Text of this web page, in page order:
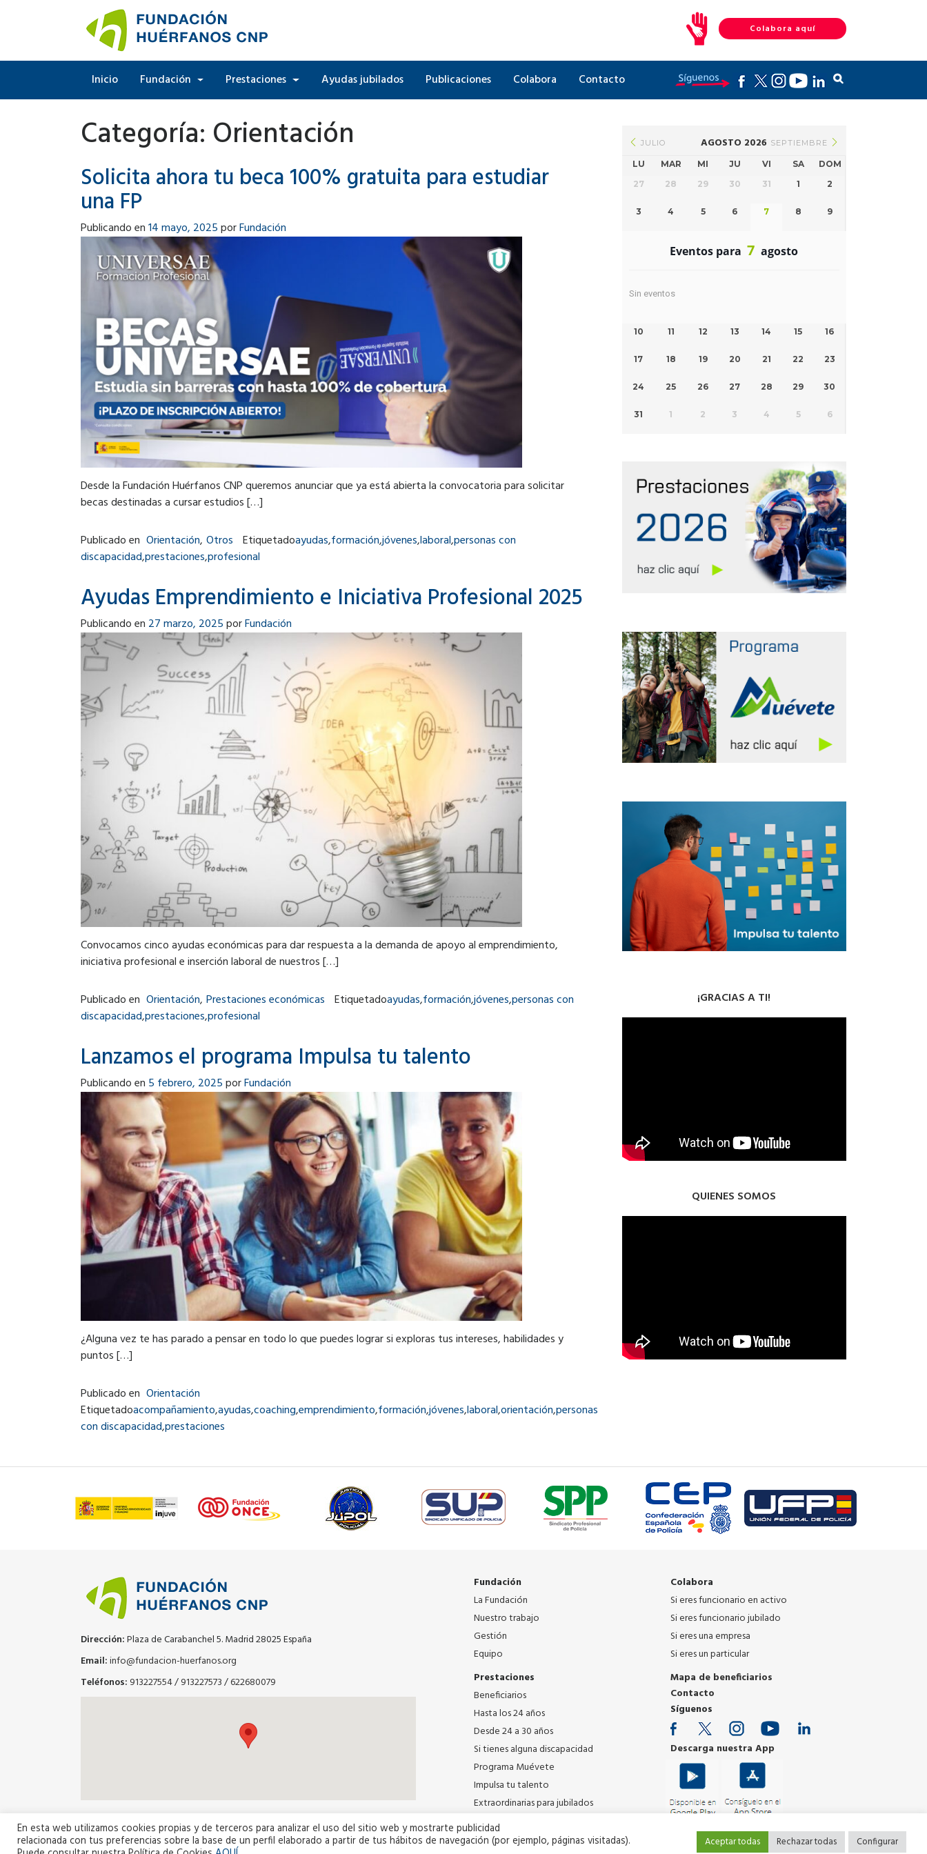
Colabora aquí
Inicio Fundación Prestaciones Ayudas jubilados Publicaciones Colabora Contacto
Categoría: Orientación
Solicita ahora tu beca 100% gratuita para estudiar
una FP
Publicando en14 mayo, 2025porFundación
Desde la Fundación Huérfanos CNP queremos anunciar que ya está abierta la convocatoria para solicitar
becas destinadas a cursar estudios […]
Publicado en Orientación, Otros Etiquetadoayudas,formación,jóvenes,laboral,personas con
discapacidad,prestaciones,profesional
Ayudas Emprendimiento e Iniciativa Profesional 2025
Publicando en 27 marzo, 2025porFundación
Convocamos cinco ayudas económicas para dar respuesta a la demanda de apoyo al emprendimiento,
iniciativa profesional e inserción laboral de nuestros […]
Publicado en Orientación, Prestaciones económicas Etiquetadoayudas,formación,jóvenes,personas con
discapacidad,prestaciones,profesional
Lanzamos el programa Impulsa tu talento
Publicando en 5 febrero, 2025porFundación
¿Alguna vez te has parado a pensar en todo lo que puedes lograr si exploras tus intereses, habilidades y
puntos […]
Publicado en Orientación
Etiquetadoacompañamiento,ayudas,coaching,emprendimiento,formación,jóvenes,laboral,orientación,personas
con discapacidad,prestaciones
JULIO AGOSTO 2026 SEPTIEMBRE
LU MAR MI JU VI SA
DOM
27
28 29 30 31 1 2
3 4 5 6 7 8 9
Eventos para 7 agosto
Sin eventos
10 11 12 13 14 15 16
17 18 19 20 21 22 23
24 25 26 27 28 29 30
31 1 2 3 4 5 6
¡GRACIAS A TI!
QUIENES SOMOS
Dirección:Plaza de Carabanchel 5. Madrid 28025 España
Email:info@fundacion-huerfanos.org
Teléfonos: 913227554/913227573/622680079
Fundación
La Fundación
Nuestro trabajo
Gestión
Equipo
Prestaciones
Beneficiarios
Hasta los 24 años
Desde 24 a 30 años
Si tienes alguna discapacidad
Programa Muévete
Impulsa tu talento
Extraordinarias para jubilados
Colabora
Si eres funcionario en activo
Si eres funcionario jubilado
Si eres una empresa
Si eres un particular
Mapa de beneficiarios
Contacto
Síguenos
Descarga nuestra App
En esta web utilizamos cookies propias y de terceros para analizar el uso del sitio web y mostrarte publicidad
relacionada con tus preferencias sobre la base de un perfil elaborado a partir de tus hábitos de navegación (por ejemplo, páginas visitadas). Aceptar todas Rechazar todas Configurar